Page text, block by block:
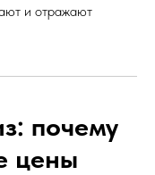
и отражают
почему
цены